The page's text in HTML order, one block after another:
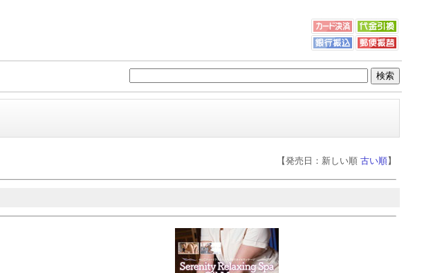
【発売日：新しい順 古い順】